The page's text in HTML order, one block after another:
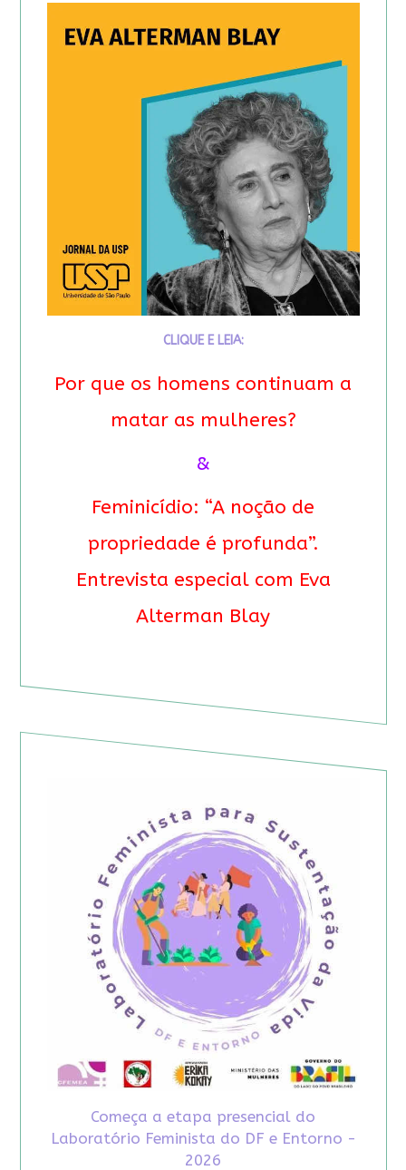
CLIQUE E LEIA:
Por que os homens continuam a
matar as mulheres?
&
Feminicídio: “A noção de
propriedade é profunda”.
Entrevista especial com Eva
Alterman Blay
Começa a etapa presencial do
Laboratório Feminista do DF e Entorno -
2026